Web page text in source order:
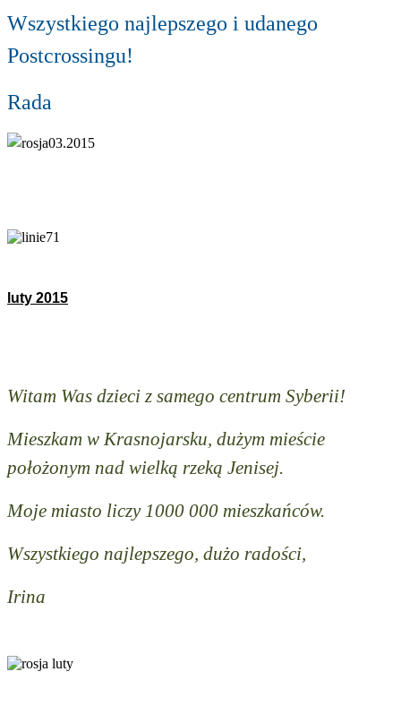
Wszystkiego najlepszego i udanego
Postcrossingu!
Rada
luty 2015
Witam Was dzieci z samego centrum Syberii!
Mieszkam w Krasnojarsku, dużym mieście
położonym nad wielką rzeką Jenisej.
Moje miasto liczy 1000 000 mieszkańców.
Wszystkiego najlepszego, dużo radości,
Irina